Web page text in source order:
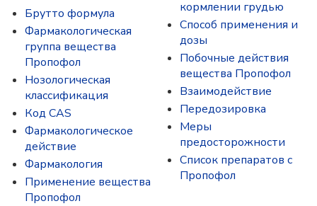
Брутто формула
Фармакологическая
группа вещества
Пропофол
Нозологическая
классификация
Код CAS
Фармакологическое
действие
Фармакология
Применение вещества
Пропофол
кормлении грудью
Способ применения и
дозы
Побочные действия
вещества Пропофол
Взаимодействие
Передозировка
Меры
предосторожности
Список препаратов с
Пропофол